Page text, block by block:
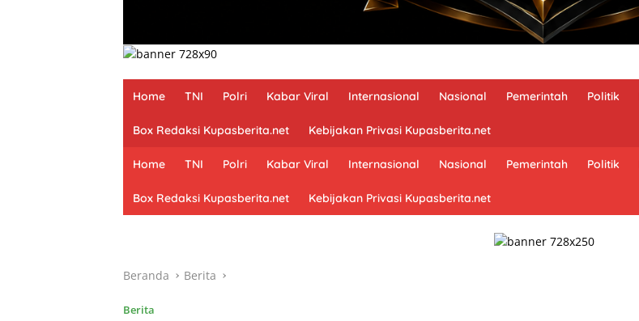
Home TNI Polri Kabar Viral Internasional Nasional Pemerintah Politik
Box Redaksi Kupasberita.net Kebijakan Privasi Kupasberita.net
Home TNI Polri Kabar Viral Internasional Nasional Pemerintah Politik
Box Redaksi Kupasberita.net Kebijakan Privasi Kupasberita.net
Beranda Berita
Berita